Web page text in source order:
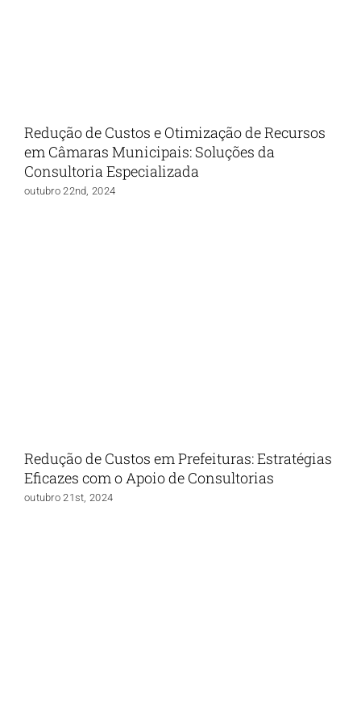
Redução de Custos e Otimização de Recursos
em Câmaras Municipais: Soluções da
Consultoria Especializada
outubro 22nd, 2024
Redução de Custos em Prefeituras: Estratégias
Eficazes com o Apoio de Consultorias
outubro 21st, 2024